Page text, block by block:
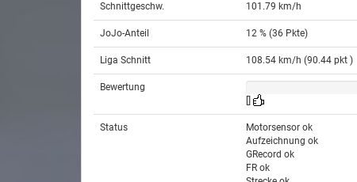
Schnittgeschw. 101.79 km/h
JoJo-Anteil 12 % (36 Pkte)
Liga Schnitt 108.54 km/h (90.44 pkt )
Bewertung
[]
Status
Motorsensor ok
Aufzeichnung ok
GRecord ok
FR ok